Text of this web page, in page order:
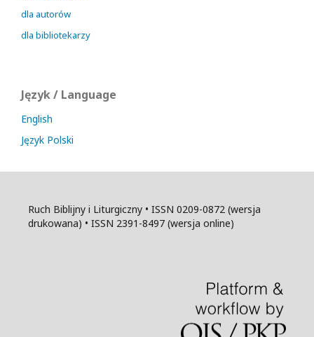
dla autorów
dla bibliotekarzy
Język / Language
English
Język Polski
Ruch Biblijny i Liturgiczny • ISSN 0209-0872 (wersja
drukowana) • ISSN 2391-8497 (wersja online)